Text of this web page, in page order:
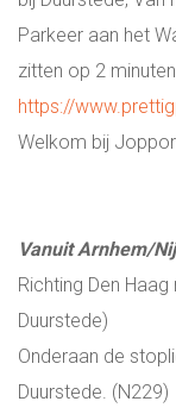
Parkeer aan het
zitten op 2
https://
Welkom bij
Vanuit Arnhem/
Richting Den
Duurstede)
Onderaan de
Duurstede. (N229)